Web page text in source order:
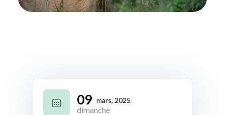
09 mars, 2025
dimanche